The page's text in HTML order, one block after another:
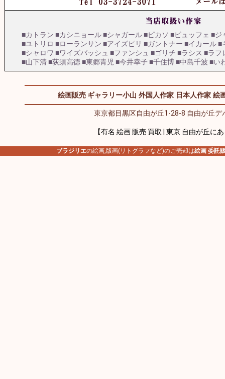
■カトラン ■カシニョール■シャガール■ピカソ ■ビュッフェ ■ジ
■ユトリロ ■ローランサン ■アイズピリ ■ガントナー ■イカール■
■シャロワ ■ワイズバッシュ ■ファンシュ ■ゴリチ ■ラシス ■ラフ
■山下清■荻須高徳■東郷青児 ■今井幸子■千住博■中島千波 ■い
絵画販売 ギャラリー小山 外国人作家 日本人作家 絵
東京都目黒区自由が丘1-28-8 自由が丘デ
【有名 絵画 販売 買取 | 東京 自由が丘に
ブラジリエの絵画,版画(リトグラフなど)のご売却は絵画 委託